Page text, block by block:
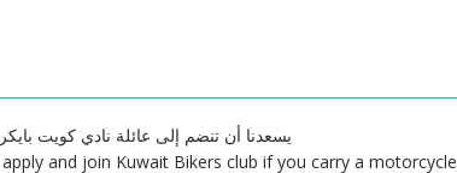
يسعدنا أن تنضم إلى عائلة نادي كويت
and join Kuwait Bikers club if you carry a motorcycle